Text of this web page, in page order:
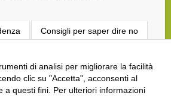
Consigli per saper dire no
di analisi per migliorare la facilità
clic su "Accetta", acconsenti al
a questi fini. Per ulteriori informazioni